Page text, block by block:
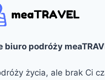
biuro podróży
życia, ale brak Ci